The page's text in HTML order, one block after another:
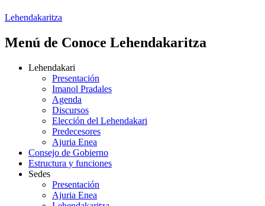
Lehendakaritza
Menú de Conoce Lehendakaritza
Lehendakari
Presentación
Imanol Pradales
Agenda
Discursos
Elección del Lehendakari
Predecesores
Ajuria Enea
Consejo de Gobierno
Estructura y funciones
Sedes
Presentación
Ajuria Enea